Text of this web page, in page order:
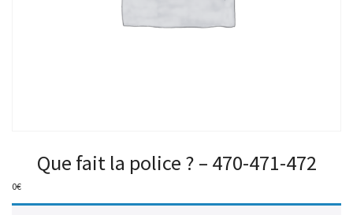
Que fait la police ? – 470-471-472
0€